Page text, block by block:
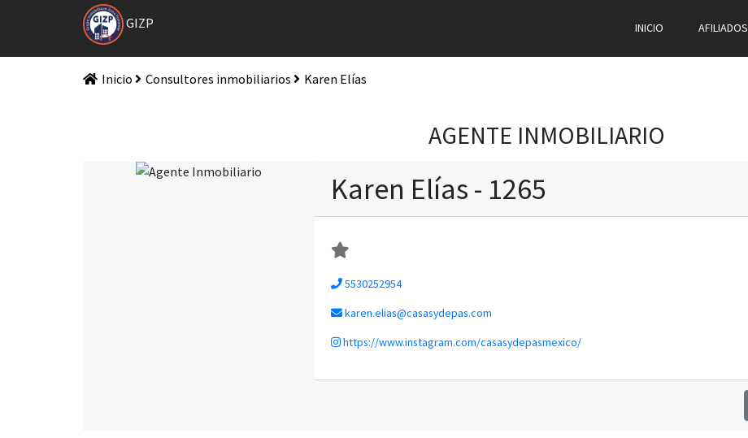
GIZP INICIO AFILIADOS
Inicio Consultores inmobiliarios Karen Elías
AGENTE INMOBILIARIO
Karen Elías - 1265
5530252954
karen.elias@casasydepas.com
https://www.instagram.com/casasydepasmexico/